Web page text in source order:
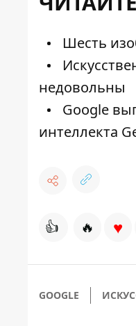
Шесть
недовольны
Google
интеллекта
👍 🔥 ♥
GOOGLE